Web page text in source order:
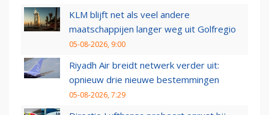
KLM blijft net als veel andere
maatschappijen langer weg uit Golfregio
05-08-2026, 9:00
Riyadh Air breidt netwerk verder uit:
opnieuw drie nieuwe bestemmingen
05-08-2026, 7:29